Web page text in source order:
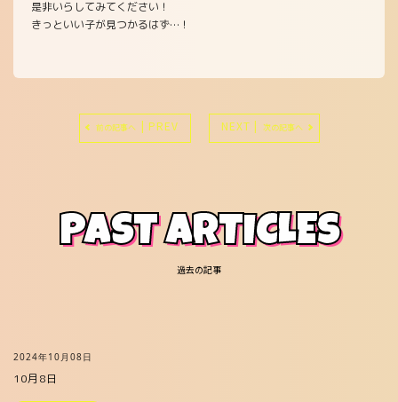
是非いらしてみてください！
きっといい子が見つかるはず…！
前の記事へ | PREV NEXT | 次の記事へ
PAST ARTICLES
過去の記事
10月8日
2024年10月08日